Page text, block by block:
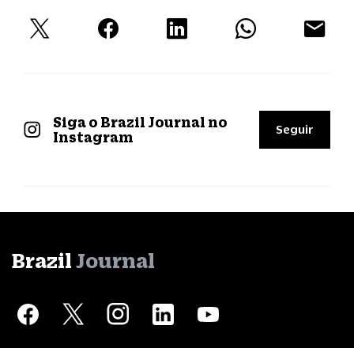
Siga o Brazil Journal no
Instagram
Seguir
Brazil Journal